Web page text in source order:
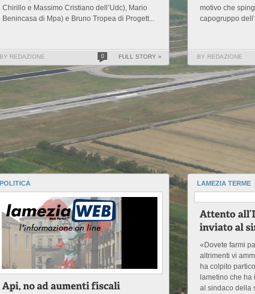
Chirillo e Massimo Cristiano dell’Udc), Mario
Benincasa di Mpa) e Bruno Tropea di Progett...
BY REDAZIONE 0 FULL STORY »
motivo che
capogruppo
BY REDAZIONE
POLITICA LAMEZIA TERME
«Dovete farmi
altrimenti vi
ha colpito
lametino che ha
al sindaco della